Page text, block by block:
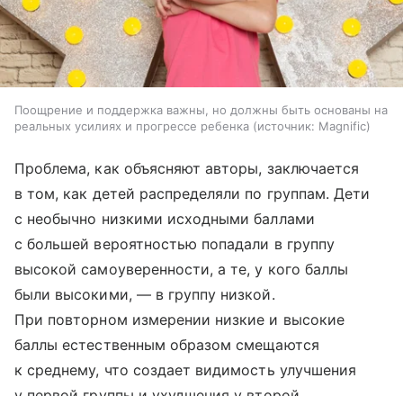
Поощрение и поддержка важны, но должны быть основаны на
реальных усилиях и прогрессе ребенка
источник: Magnific
Проблема, как объясняют авторы, заключается
в том, как детей распределяли по группам. Дети
с необычно низкими исходными баллами
с большей вероятностью попадали в группу
высокой самоуверенности, а те, у кого баллы
были высокими, — в группу низкой.
При повторном измерении низкие и высокие
баллы естественным образом смещаются
к среднему, что создает видимость улучшения